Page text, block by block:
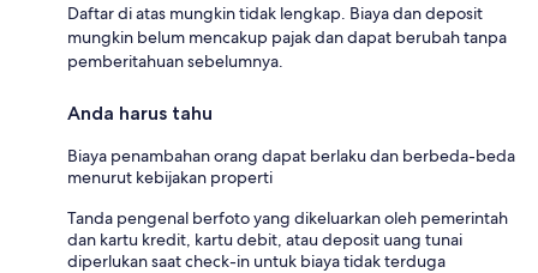
Daftar di atas mungkin tidak lengkap. Biaya dan deposit
mungkin belum mencakup pajak dan dapat berubah tanpa
pemberitahuan sebelumnya.
Anda harus tahu
Biaya penambahan orang dapat berlaku dan berbeda-beda
menurut kebijakan properti
Tanda pengenal berfoto yang dikeluarkan oleh pemerintah
dan kartu kredit, kartu debit, atau deposit uang tunai
diperlukan saat check-in untuk biaya tidak terduga